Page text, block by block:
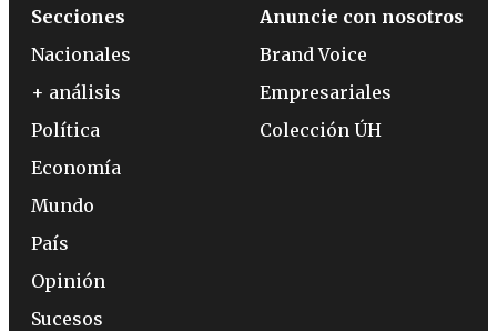
Secciones
Nacionales
+ análisis
Política
Economía
Mundo
País
Opinión
Sucesos
Anuncie con nosotros
Brand Voice
Empresariales
Colección ÚH